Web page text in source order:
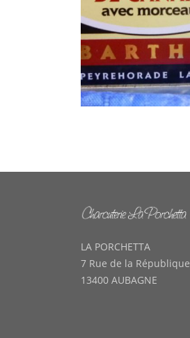
LA PORCHETTA
7 Rue de la République
13400 AUBAGNE